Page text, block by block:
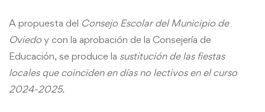
A propuesta del Consejo Escolar del Municipio de
Oviedo y con la aprobación de la Consejería de
Educación, se produce la sustitución de las fiestas
localesque coinciden en días no lectivos en el curso
2024-2025.